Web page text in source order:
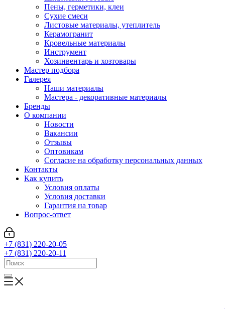
Пены, герметики, клеи
Сухие смеси
Листовые материалы, утеплитель
Керамогранит
Кровельные материалы
Инструмент
Хозинвентарь и хозтовары
Мастер подбора
Галерея
Наши материалы
Мастера - декоративные материалы
Бренды
О компании
Новости
Вакансии
Отзывы
Оптовикам
Cогласие на обработку персональных данных
Контакты
Как купить
Условия оплаты
Условия доставки
Гарантия на товар
Вопрос-ответ
+7 (831) 220-20-05
+7 (831) 220-20-11